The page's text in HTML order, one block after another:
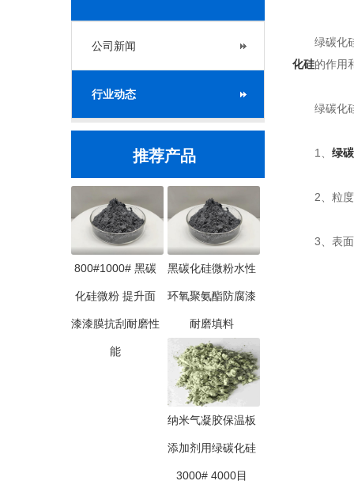
公司新闻
行业动态
推荐产品
800#1000# 黑碳
化硅微粉 提升面
漆漆膜抗刮耐磨性
能
黑碳化硅微粉水性
环氧聚氨酯防腐漆
耐磨填料
纳米气凝胶保温板
添加剂用绿碳化硅
3000# 4000目
绿碳化硅
化硅的作用
绿碳化硅
1、 绿
2、粒度形
3、表面经